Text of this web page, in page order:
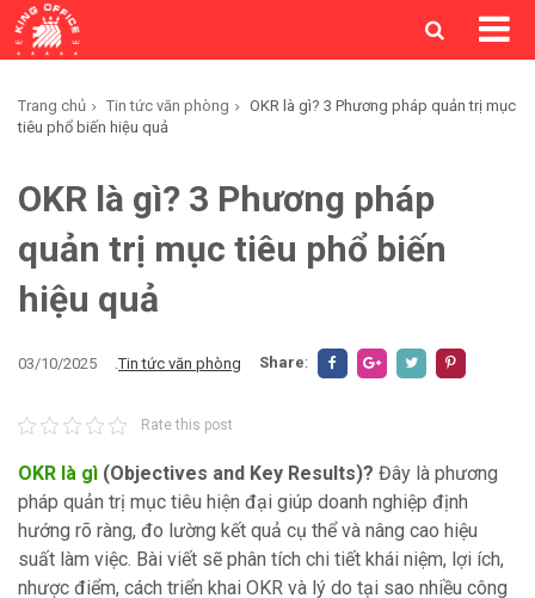
Trang chủ Tin tức văn phòng
OKR là gì? 3 Phương pháp quản trị mục
tiêu phổ biến hiệu quả
OKR là gì? 3 Phương pháp
quản trị mục tiêu phổ biến
hiệu quả
03/10/2025 .Tin tức văn phòng Share:
Rate this post
OKR là gì (Objectives and Key Results)? Đây là phương
pháp quản trị mục tiêu hiện đại giúp doanh nghiệp định
hướng rõ ràng, đo lường kết quả cụ thể và nâng cao hiệu
suất làm việc. Bài viết sẽ phân tích chi tiết khái niệm, lợi ích,
nhược điểm, cách triển khai OKR và lý do tại sao nhiều công